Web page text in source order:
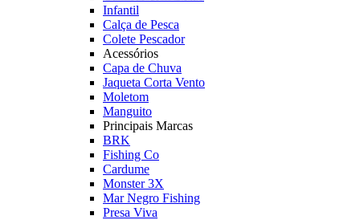
Infantil
Calça de Pesca
Colete Pescador
Acessórios
Capa de Chuva
Jaqueta Corta Vento
Moletom
Manguito
Principais Marcas
BRK
Fishing Co
Cardume
Monster 3X
Mar Negro Fishing
Presa Viva